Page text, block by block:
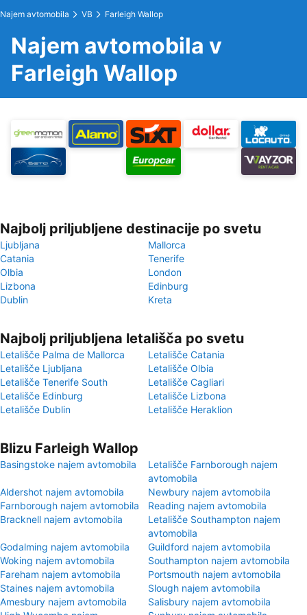
Najem avtomobila VB Farleigh Wallop
Najem avtomobila v
Farleigh Wallop
Najbolj priljubljene destinacije po svetu
Ljubljana
Mallorca
Catania
Tenerife
Olbia
London
Lizbona
Edinburg
Dublin
Kreta
Najbolj priljubljena letališča po svetu
Letališče Palma de Mallorca
Letališče Catania
Letališče Ljubljana
Letališče Olbia
Letališče Tenerife South
Letališče Cagliari
Letališče Edinburg
Letališče Lizbona
Letališče Dublin
Letališče Heraklion
Blizu Farleigh Wallop
Basingstoke najem avtomobila
Letališče Farnborough najem
avtomobila
Aldershot najem avtomobila
Newbury najem avtomobila
Farnborough najem avtomobila
Reading najem avtomobila
Bracknell najem avtomobila
Letališče Southampton najem
avtomobila
Godalming najem avtomobila
Guildford najem avtomobila
Woking najem avtomobila
Southampton najem avtomobila
Fareham najem avtomobila
Portsmouth najem avtomobila
Staines najem avtomobila
Slough najem avtomobila
Amesbury najem avtomobila
Salisbury najem avtomobila